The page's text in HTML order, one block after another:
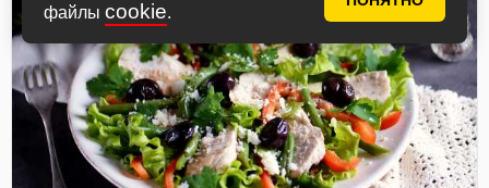
файлы cookie.